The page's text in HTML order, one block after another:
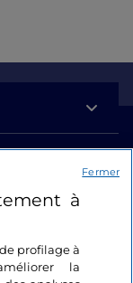
à
profilage à
la
Fermer